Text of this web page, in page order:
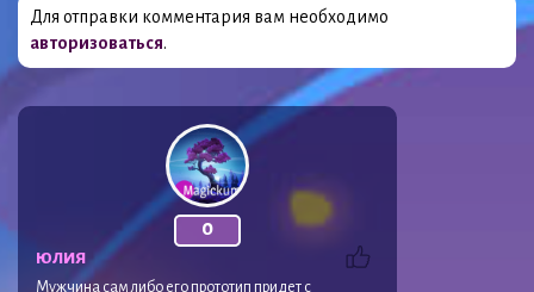
Для отправки комментария вам необходимо
авторизоваться.
0
ЮЛИЯ
Мужчина сам либо его прототип придет с